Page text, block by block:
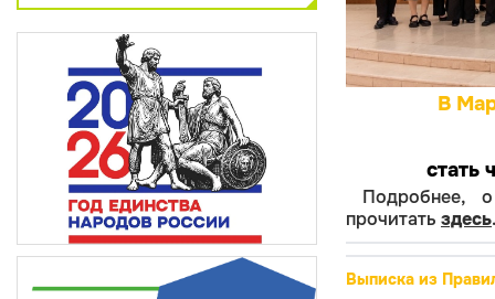
В
стать
Подробнее,
прочитать здесь.
Выписка из